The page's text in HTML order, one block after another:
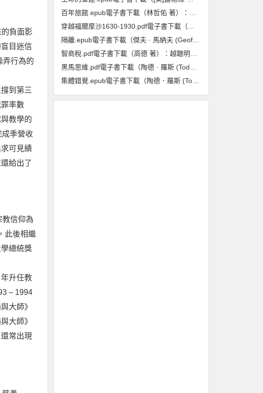
負面影
目迷信
行為的
到第三
率數
教學的
成季營收
可見績
給出了
教信仰為
此後相繼
總統獎
升任教
– 1994
大師》
大師》
常出現